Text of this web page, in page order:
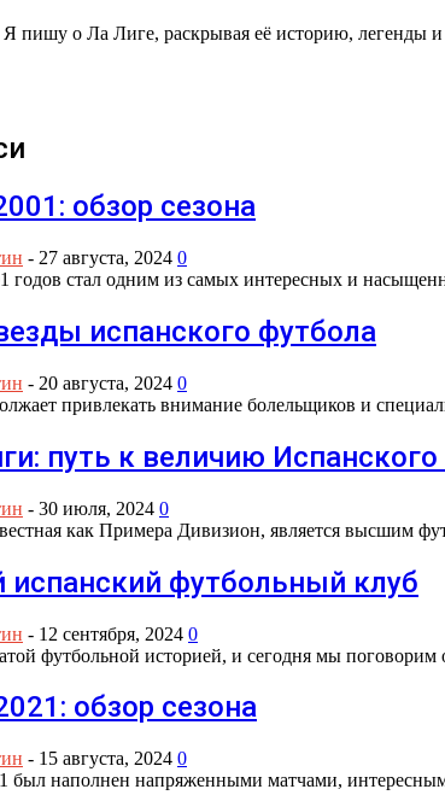
пишу о Ла Лиге, раскрывая её историю, легенды
обзор сезона
- 27 августа, 2024 0
годов стал одним из самых интересных и
испанского футбола
- 20 августа, 2024 0
привлекать внимание болельщиков и
путь к величию
- 30 июля, 2024 0
как Примера Дивизион, является высшим
футбольный клуб
- 12 сентября, 2024 0
футбольной историей, и сегодня мы
обзор сезона
- 15 августа, 2024 0
был наполнен напряженными матчами,